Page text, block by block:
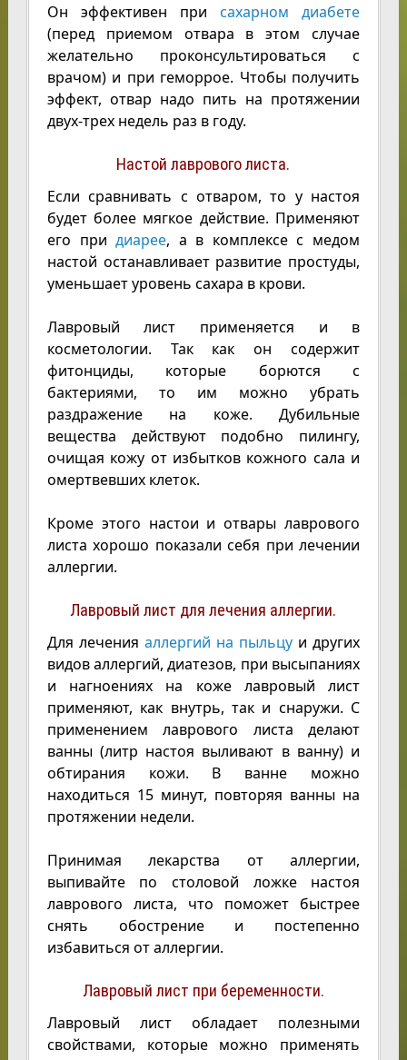
Он эффективен присахарном диабете
(перед приемом отвара в этом случае
желательно проконсультироваться с
врачом) и при геморрое. Чтобы получить
эффект, отвар надо пить на протяжении
двух-трех недель раз в году.
Настой лаврового листа.
Если сравнивать с отваром, то у настоя
будет более мягкое действие. Применяют
его при диарее, а в комплексе с медом
настой останавливает развитие простуды,
уменьшает уровень сахара в крови.
Лавровый лист применяется и в
косметологии. Так как он содержит
фитонциды, которые борются с
бактериями, то им можно убрать
раздражение на коже. Дубильные
вещества действуют подобно пилингу,
очищая кожу от избытков кожного сала и
омертвевших клеток.
Кроме этого настои и отвары лаврового
листа хорошо показали себя при лечении
аллергии.
Лавровый лист для лечения аллергии.
Для лечения аллергий на пыльцу и других
видов аллергий, диатезов, при высыпаниях
и нагноениях на коже лавровый лист
применяют, как внутрь, так и снаружи. С
применением лаврового листа делают
ванны (литр настоя выливают в ванну) и
обтирания кожи. В ванне можно
находиться 15 минут, повторяя ванны на
протяжении недели.
Принимая лекарства от аллергии,
выпивайте по столовой ложке настоя
лаврового листа, что поможет быстрее
снять обострение и постепенно
избавиться от аллергии.
Лавровый лист при беременности.
Лавровый лист обладает полезными
свойствами, которые можно применять